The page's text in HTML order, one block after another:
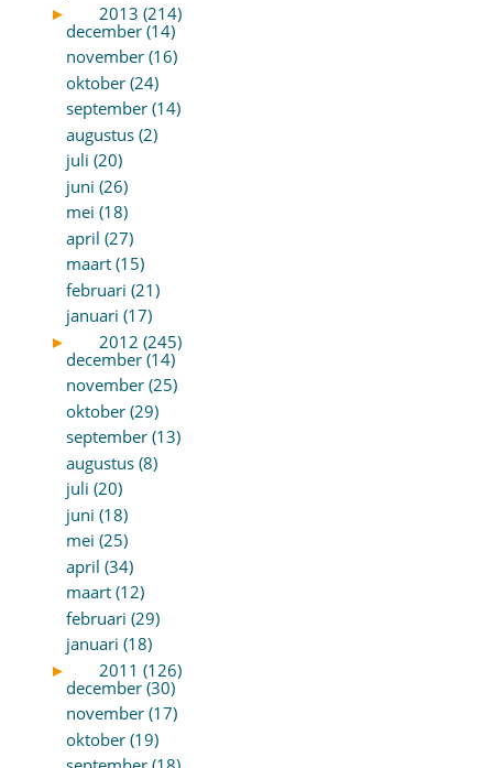
►
2013 (214)
december (14)
november (16)
oktober (24)
september (14)
augustus (2)
juli (20)
juni (26)
mei (18)
april (27)
maart (15)
februari (21)
januari (17)
►
2012 (245)
december (14)
november (25)
oktober (29)
september (13)
augustus (8)
juli (20)
juni (18)
mei (25)
april (34)
maart (12)
februari (29)
januari (18)
►
2011 (126)
december (30)
november (17)
oktober (19)